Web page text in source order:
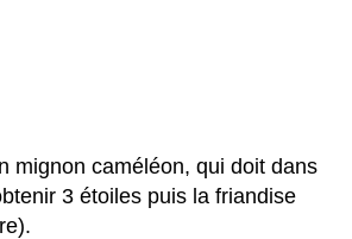
mignon caméléon, qui doit dans
3 étoiles puis la friandise